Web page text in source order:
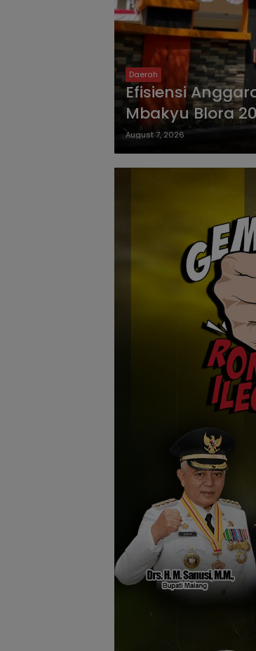
Daerah
Efisiensi
Mbakyu Blora
August 7, 2026